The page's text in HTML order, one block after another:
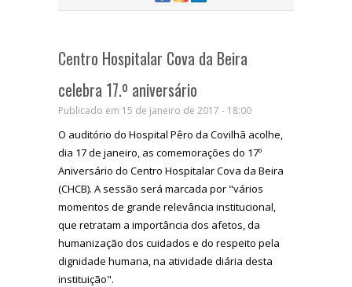
Centro Hospitalar Cova da Beira
celebra 17.º aniversário
Publicado em 15 de janeiro de 2017 - 18:00
O auditório do Hospital Pêro da Covilhã acolhe,
dia 17 de janeiro, as comemorações do 17º
Aniversário do Centro Hospitalar Cova da Beira
(CHCB). A sessão será marcada por "vários
momentos de grande relevância institucional,
que retratam a importância dos afetos, da
humanização dos cuidados e do respeito pela
dignidade humana, na atividade diária desta
instituição".